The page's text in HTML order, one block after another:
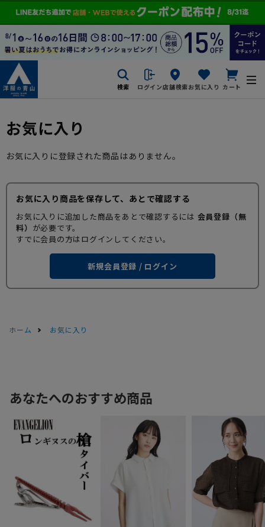
検索 ログイン店舗検索お気に入り カート
お気に入り
お気に入りに登録された商品はありません。
お気に入り商品を保存して、あとで確認する
お気に入りに追加した商品をあとで確認するには 会員登録（無
料） が必要です。
すでに会員の方はログインしてください。
新規会員登録 / ログイン
ホーム お気に入り